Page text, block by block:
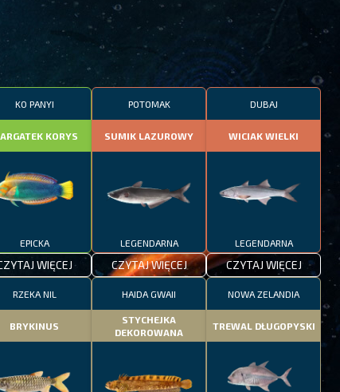
KO PANYI
KORYS
EPICKA
WIĘCEJ
POTOMAK
SUMIK LAZUROWY
LEGENDARNA
CZYTAJ WIĘCEJ
DUBAJ
WICIAK WIELKI
LEGENDARNA
CZYTAJ WIĘCEJ
RZEKA NIL
BRYKINUS
HAIDA GWAII
STYCHEJKA
DEKOROWANA
NOWA ZELANDIA
TREWAL DŁUGOPYSKI